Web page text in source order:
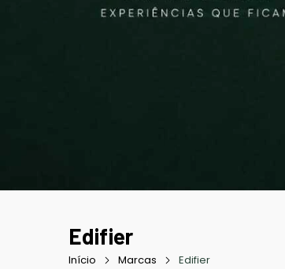
Edifier
Início Marcas Edifier